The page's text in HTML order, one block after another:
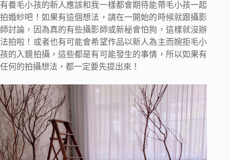
有養毛小孩的新人應該和我一樣都會期待能帶毛小孩一起
拍婚紗吧！如果有這個想法，請在一開始的時候就跟攝影
師討論，因為真的有些攝影師或新秘會怕狗，這樣就沒辦
法拍啦！或者也有可能會希望作品以新人為主而婉拒毛小
孩的入鏡拍攝，這些都是有可能發生的事情，所以如果有
任何的拍攝想法，都一定要先提出來！